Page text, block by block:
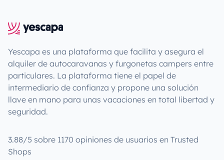
Yescapa es una plataforma que facilita y asegura el
alquiler de autocaravanas y furgonetas campers entre
particulares. La plataforma tiene el papel de
intermediario de confianza y propone una solución
llave en mano para unas vacaciones en total libertad y
seguridad.
3.88/5 sobre 1170 opiniones de usuarios en Trusted
Shops